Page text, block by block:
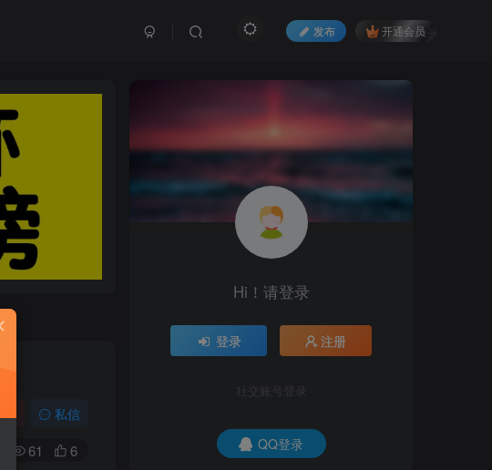
发布 开通会员
私信
61 6
Hi！请登录
登录 注册
社交账号登录
QQ登录